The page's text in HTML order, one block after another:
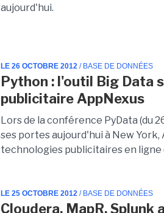
aujourd'hui.
LE 26 OCTOBRE 2012 / BASE DE DONNÉES
Python : l'outil Big Data
publicitaire AppNexus
Lors de la conférence PyData (du
ses portes aujourd'hui à New York,
technologies publicitaires en ligne
LE 25 OCTOBRE 2012 / BASE DE DONNÉES
Cloudera, MapR, Splunk